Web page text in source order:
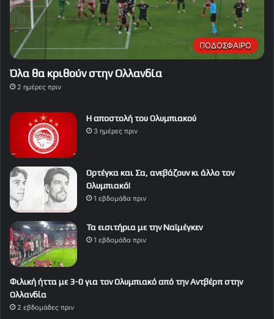
ΠΟΔΟΣΦΑΙΡΟ
Όλα θα κριθούν στην Ολλανδία
2 ημέρες πριν
Η αποστολή του Ολυμπιακού
3 ημέρες πριν
Ορτέγκα και Σα, ανεβάζουν κι άλλο τον
Ολυμπιακό!
1 εβδομάδα πριν
Τα εισιτήρια με την Ναϊμέγκεν
1 εβδομάδα πριν
Φιλική ήττα με 3-0 για τον Ολυμπιακό από την Αντβέρπ στην
Ολλανδία
2 εβδομάδες πριν